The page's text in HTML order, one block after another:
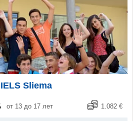
IELS Sliema
от 13 до 17 лет 1.082 €